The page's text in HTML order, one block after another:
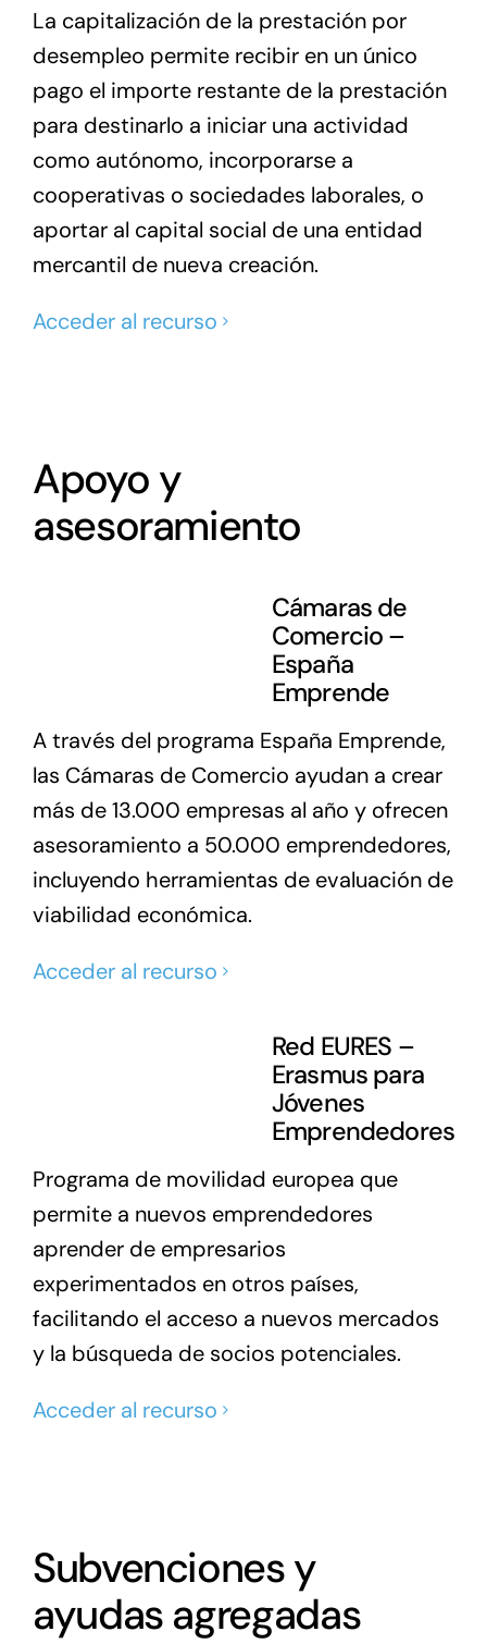
La capitalización de la prestación por
desempleo permite recibir en un único
pago el importe restante de la prestación
para destinarlo a iniciar una actividad
como autónomo, incorporarse a
cooperativas o sociedades laborales, o
aportar al capital social de una entidad
mercantil de nueva creación.
Acceder al recurso
Apoyo y
asesoramiento
Cámaras de
Comercio –
España
Emprende
A través del programa España Emprende,
las Cámaras de Comercio ayudan a crear
más de 13.000 empresas al año y ofrecen
asesoramiento a 50.000 emprendedores,
incluyendo herramientas de evaluación de
viabilidad económica.
Acceder al recurso
Red EURES –
Erasmus para
Jóvenes
Emprendedores
Programa de movilidad europea que
permite a nuevos emprendedores
aprender de empresarios
experimentados en otros países,
facilitando el acceso a nuevos mercados
y la búsqueda de socios potenciales.
Acceder al recurso
Subvenciones y
ayudas agregadas